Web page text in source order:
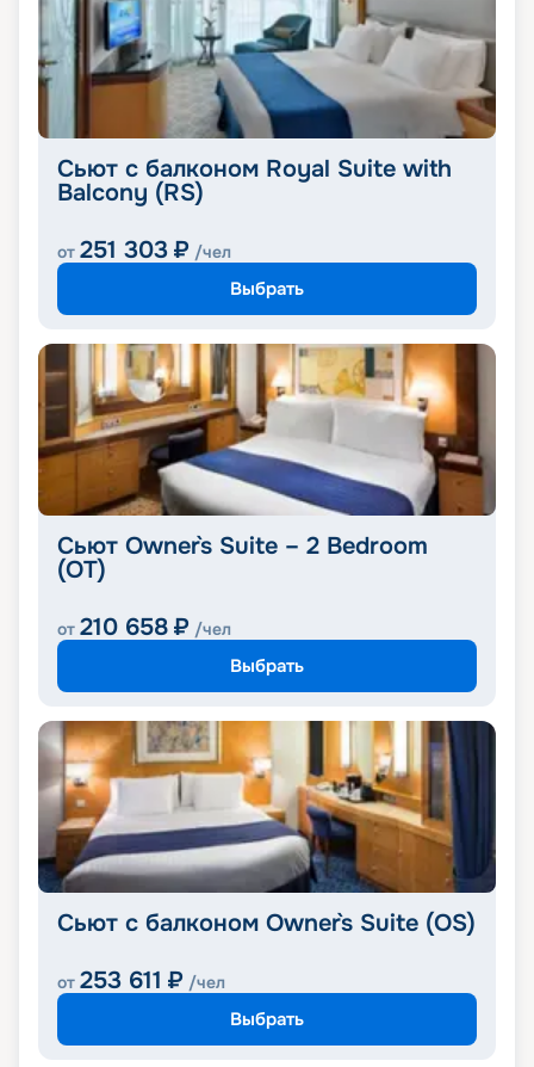
Сьют с балконом Royal Suite with
Balcony (RS)
от 251 303 ₽ /чел
Выбрать
Сьют Owner`s Suite – 2 Bedroom
(OT)
от 210 658 ₽ /чел
Выбрать
Cьют с балконом Owner`s Suite (OS)
от 253 611 ₽ /чел
Выбрать